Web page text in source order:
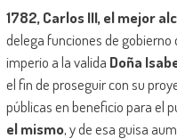
1782, Carlos III, el mejor
delega funciones de gobierno
imperio a la valida Doña
el fin de proseguir con su
públicas en beneficio para el
el mismo, y de esa guisa